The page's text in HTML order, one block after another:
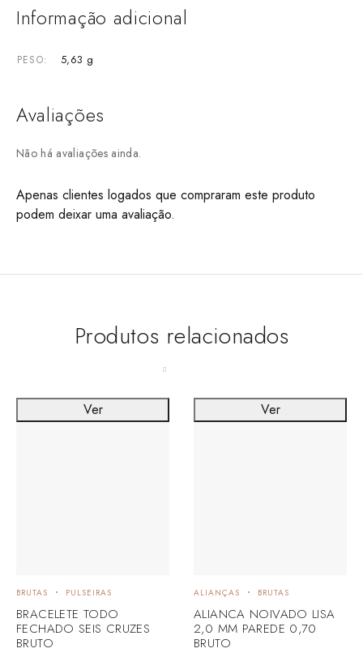
Informação adicional
PESO 5,63 g
Avaliações
Não há avaliações ainda.
Apenas clientes logados que compraram este produto
podem deixar uma avaliação.
Produtos relacionados
BRUTAS PULSEIRAS
BRACELETE TODO
FECHADO SEIS CRUZES
BRUTO
Ver
ALIANÇAS BRUTAS
ALIANCA NOIVADO LISA
2,0 MM PAREDE 0,70
BRUTO
Ver